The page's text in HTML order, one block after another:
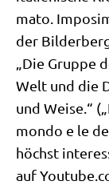
ma­to.
der
„Die Grup­pe
Welt und die
und Wei­se.“
mon­do e le
höchst
auf